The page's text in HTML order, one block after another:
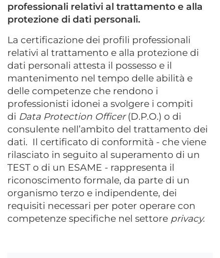
professionali relativi al trattamento e alla
protezione di dati personali.
La certificazione dei profili professionali
relativi al trattamento e alla protezione di
dati personali attesta il possesso e il
mantenimento nel tempo delle abilità e
delle competenze che rendono i
professionisti idonei a svolgere i compiti
di Data Protection Officer(D.P.O.) o di
consulente nell’ambito del trattamento dei
dati. Il certificato di conformità - che viene
rilasciato in seguito al superamento di un
TEST o di un ESAME - rappresenta il
riconoscimento formale, da parte di un
organismo terzo e indipendente, dei
requisiti necessari per poter operare con
competenze specifiche nel settore privacy.